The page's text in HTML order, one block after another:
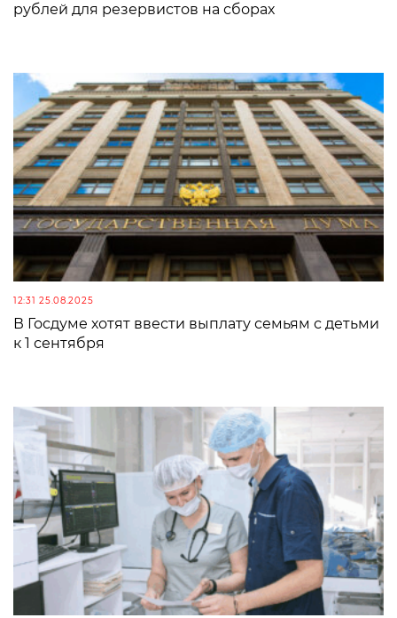
рублей для резервистов на сборах
12:31 25.08.2025
В Госдуме хотят ввести выплату семьям с детьми
к 1 сентября